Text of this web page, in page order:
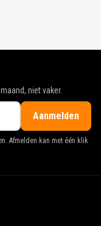
niet vaker.
Aanmelden
Afmelden kan met één klik